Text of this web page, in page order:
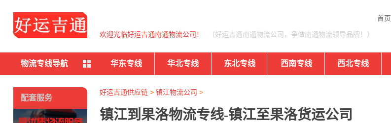
首页
欢迎光临好运吉通南通物流公司！ （好运吉通南通物流公司，争做南通物流领导品牌！）
物流专线导航 华东专线 华北专线 东北专线 西南专线 西北专线
好运吉通供应链> 镇江物流公司 >
镇江到果洛物流专线-镇江至果洛货运公司
配套服务